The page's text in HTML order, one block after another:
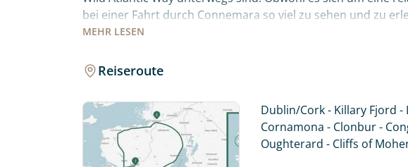
MEHR LESEN
bei einer Fahrt durch Connemara so viel zu sehen und zu
spektakulärsten Routen für Sie ausgewählt - durch einsame
Fahren Sie entlang der berühmtesten und
Reiseroute
Dublin/Cork - Killary Fjord
Cornamona - Clonbur -
Oughterard - Cliffs of
Individuelle Anfrage
Herzlichen Dank für Ihre Kontaktaufnahme! Ihr
mit. Wir prüfen die Verfügbarkeit und kontaktieren
Traumreise.